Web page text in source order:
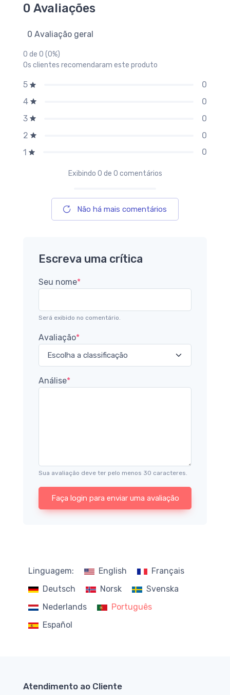
0 Avaliações
0 Avaliação geral
0 de 0 (0%)
Os clientes recomendaram este produto
5
0
4
0
3
0
2
0
1
0
Exibindo 0 de 0 comentários
Não há mais comentários
Escreva uma crítica
Seu nome*
Será exibido no comentário.
Avaliação*
Análise*
Sua avaliação deve ter pelo menos 30 caracteres.
Faça login para enviar uma avaliação
Linguagem: English
Français
Deutsch
Norsk
Svenska
Nederlands
Português
Español
Atendimento ao Cliente